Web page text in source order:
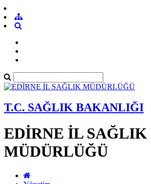
T.C. SAĞLIK BAKANLIĞI
EDİRNE İL SAĞLIK
MÜDÜRLÜĞÜ